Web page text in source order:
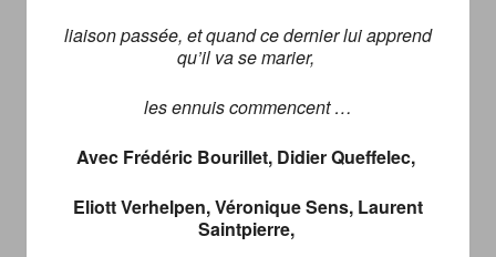
liaison passée, et quand ce dernier lui apprend
qu’il va se marier,
les ennuis commencent …
Avec Frédéric Bourillet, Didier Queffelec,
Eliott Verhelpen, Véronique Sens, Laurent
Saintpierre,